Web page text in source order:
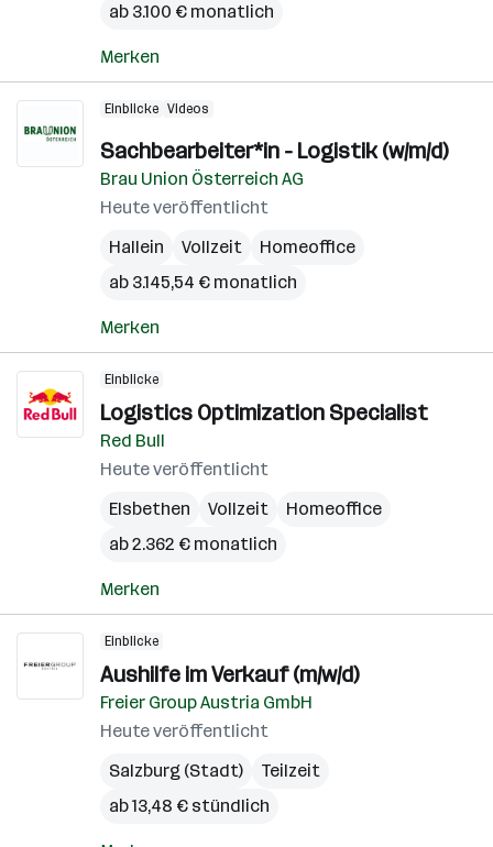
ab 3.100 € monatlich
Merken
Einblicke Videos
Sachbearbeiter*in - Logistik (w/m/d)
Brau Union Österreich AG
Heute veröffentlicht
Hallein
Vollzeit
Homeoffice
ab 3.145,54 € monatlich
Merken
Einblicke
Logistics Optimization Specialist
Red Bull
Heute veröffentlicht
Elsbethen
Vollzeit
Homeoffice
ab 2.362 € monatlich
Merken
Einblicke
Aushilfe im Verkauf (m/w/d)
Freier Group Austria GmbH
Heute veröffentlicht
Salzburg (Stadt)
Teilzeit
ab 13,48 € stündlich